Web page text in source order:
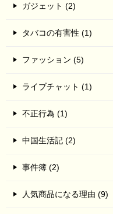
ガジェット (2)
タバコの有害性 (1)
ファッション (5)
ライブチャット (1)
不正行為 (1)
中国生活記 (2)
事件簿 (2)
人気商品になる理由 (9)